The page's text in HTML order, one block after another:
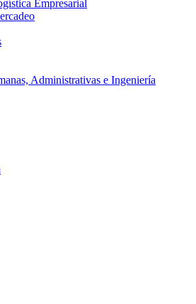
Empresarial
Administrativas e Ingeniería